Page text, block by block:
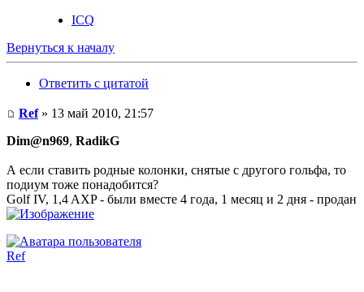
ICQ
Вернуться к началу
Ответить с цитатой
Ref» 13 май 2010, 21:57
Dim@n969, RadikG
А если ставить родные колонки, снятые с другого гольфа, то
подиум тоже понадобится?
Golf IV, 1,4 AXP - были вместе 4 года, 1 месяц и 2 дня - продан
Ref